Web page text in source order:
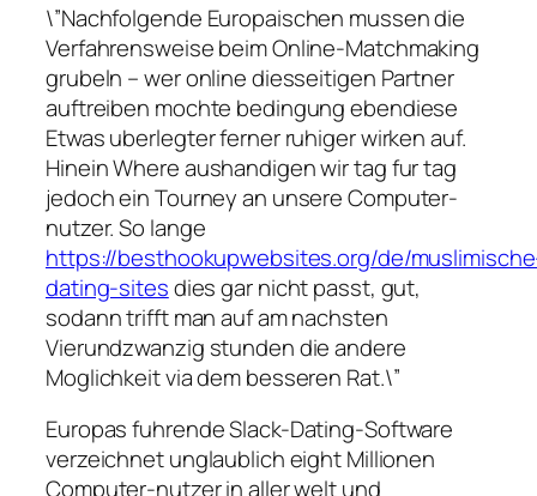
\”Nachfolgende Europaischen mussen die
Verfahrensweise beim Online-Matchmaking
grubeln – wer online diesseitigen Partner
auftreiben mochte bedingung ebendiese
Etwas uberlegter ferner ruhiger wirken auf.
Hinein Where aushandigen wir tag fur tag
jedoch ein Tourney an unsere Computer-
nutzer. So lange
https://besthookupwebsites.org/de/
dating-sitesdies gar nicht passt, gut,
sodann trifft man auf am nachsten
Vierundzwanzig stunden die andere
Moglichkeit via dem besseren Rat.\”
Europas fuhrende Slack-Dating-Software
verzeichnet unglaublich eight Millionen
Computer-nutzer in aller welt und